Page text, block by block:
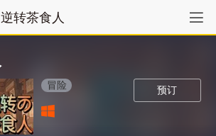
逆转茶食人
预订
冒险